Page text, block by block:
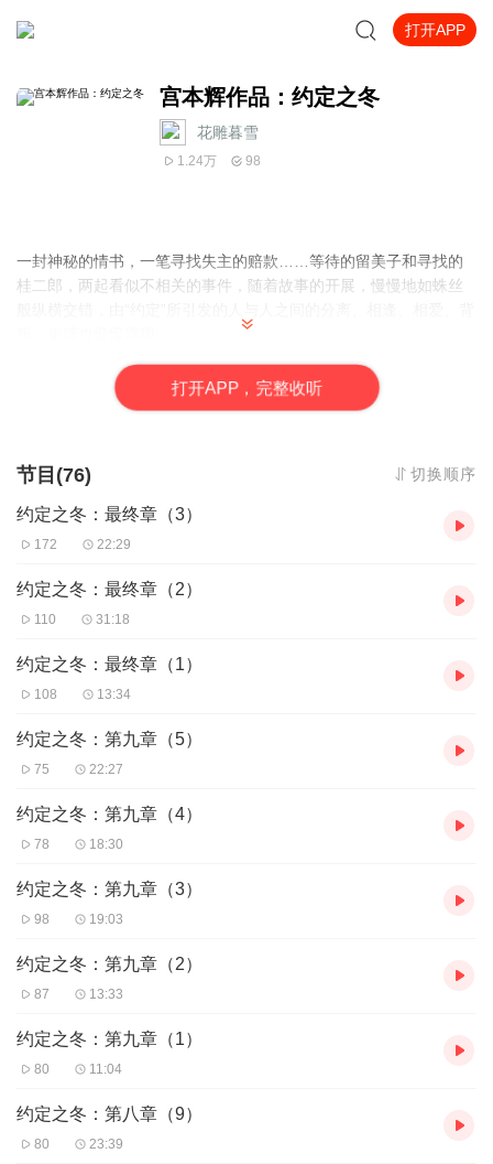
打开APP
宫本辉作品：约定之冬
花雕暮雪
1.24万 98
一封神秘的情书，一笔寻找失主的赔款……等待的留美子和寻找的
桂二郎，两起看似不相关的事件，随着故事的开展，慢慢地如蛛丝
打开APP，完整收听
节目(76) 切换顺序
约定之冬：最终章（3）
172 22:29
约定之冬：最终章（2）
110 31:18
约定之冬：最终章（1）
108 13:34
约定之冬：第九章（5）
75 22:27
约定之冬：第九章（4）
78 18:30
约定之冬：第九章（3）
98 19:03
约定之冬：第九章（2）
87 13:33
约定之冬：第九章（1）
80 11:04
约定之冬：第八章（9）
80 23:39